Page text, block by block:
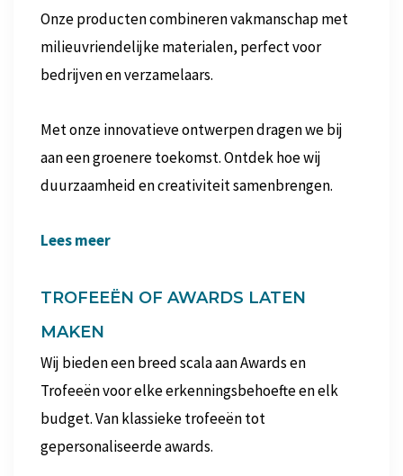
Onze producten combineren vakmanschap met
milieuvriendelijke materialen, perfect voor
bedrijven en verzamelaars.
Met onze innovatieve ontwerpen dragen we bij
aan een groenere toekomst. Ontdek hoe wij
duurzaamheid en creativiteit samenbrengen.
Lees meer
TROFEEËN OF AWARDS LATEN
MAKEN
Wij bieden een breed scala aan Awards en
Trofeeën voor elke erkenningsbehoefte en elk
budget. Van klassieke trofeeën tot
gepersonaliseerde awards.